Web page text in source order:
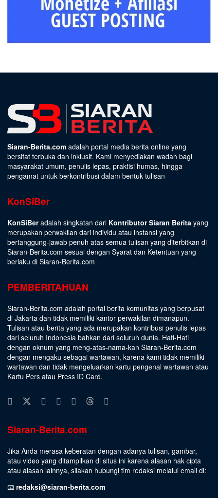
Siaran-Berita.com adalah portal media berita online yang
bersifat terbuka dan inklusif. Kami menyediakan wadah bagi
masyarakat umum, penulis lepas, praktisi humas, hingga
pengamat untuk berkontribusi dalam bentuk tulisan
KonSiBer
KonSiBeradalah singkatan dari Kontributor Siaran Berita yang
merupakan perwakilan dari individu atau instansi yang
bertanggung-jawab penuh atas semua tulisan yang diterbitkan di
Siaran-Berita.com sesuai dengan Syarat dan Ketentuan yang
berlaku di Siaran-Berita.com
PEMBERITAHUAN
Siaran-Berita.com adalah portal berita komunitas yang berpusat
di Jakarta dan tidak memiliki kantor perwakilan dimanapun.
Tulisan atau berita yang ada merupakan kontribusi penulis lepas
dari seluruh Indonesia bahkan dari seluruh dunia. Hati-Hati
dengan oknum yang meng-atas-nama-kan Siaran-Berita.com
dengan mengaku sebagai wartawan, karena kami tidak memiliki
wartawan dan tidak mengeluarkan kartu pengenal wartawan atau
Kartu Pers atau Press ID Card.
Siaran-Berita.com
Jika Anda merasa keberatan dengan adanya tulisan, gambar,
atau video yang ditampilkan di situs ini karena alasan hak cipta
atau alasan lainnya, silakan hubungi tim redaksi melalui email di:
📧 redaksi@siaran-berita.com